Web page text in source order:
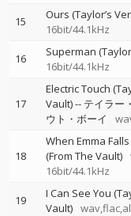
15 Ours (Taylor’s
16bit/44.1kHz
16 Superman
16bit/44.1kHz
17
Electric Touch
Vault)-- テイラー
ウト・ボーイ
18
When Emma
(From The Vault)
16bit/44.1kHz
19
I Can See You
Vault)